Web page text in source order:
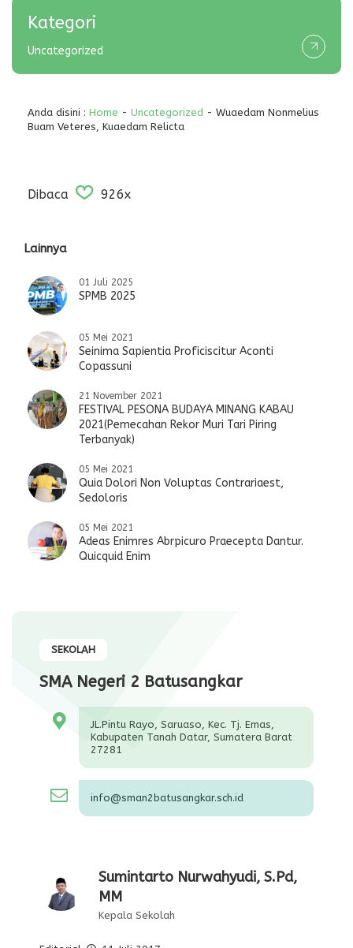
Kategori
Uncategorized
Anda disini : Home - Uncategorized - Wuaedam Nonmelius
Buam Veteres, Kuaedam Relicta
Dibaca 926x
Lainnya
01 Juli 2025
SPMB 2025
05 Mei 2021
Seinima Sapientia Proficiscitur Aconti
Copassuni
21 November 2021
FESTIVAL PESONA BUDAYA MINANG KABAU
2021(Pemecahan Rekor Muri Tari Piring
Terbanyak)
05 Mei 2021
Quia Dolori Non Voluptas Contrariaest,
Sedoloris
05 Mei 2021
Adeas Enimres Abrpicuro Praecepta Dantur.
Quicquid Enim
SEKOLAH
SMA Negeri 2 Batusangkar
JL.Pintu Rayo, Saruaso, Kec. Tj. Emas,
Kabupaten Tanah Datar, Sumatera Barat
27281
info@sman2batusangkar.sch.id
Sumintarto Nurwahyudi, S.Pd,
MM
Kepala Sekolah